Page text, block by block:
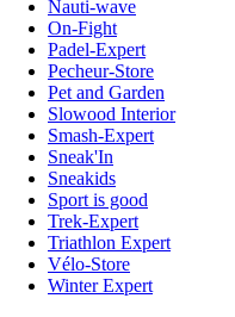
Nauti-wave
On-Fight
Padel-Expert
Pecheur-Store
Pet and Garden
Slowood Interior
Smash-Expert
Sneak'In
Sneakids
Sport is good
Trek-Expert
Triathlon Expert
Vélo-Store
Winter Expert